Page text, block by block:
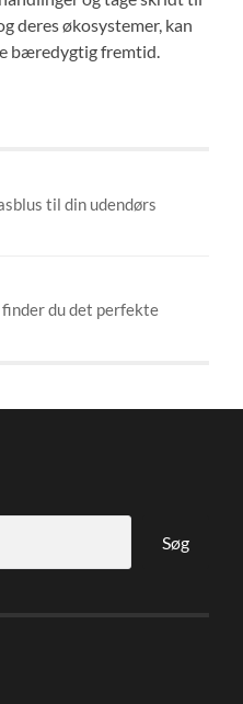
deres økosystemer, kan
bæredygtig fremtid.
til din udendørs
du det perfekte
Søg